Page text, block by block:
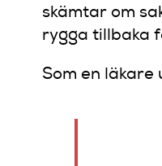
skämtar om
rygga tillbaka
Som en